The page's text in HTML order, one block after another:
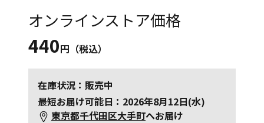
オンラインストア価格
440円（税込）
在庫状況：販売中
最短お届け可能日：2026年8月12日(水)
東京都千代田区大手町へお届け